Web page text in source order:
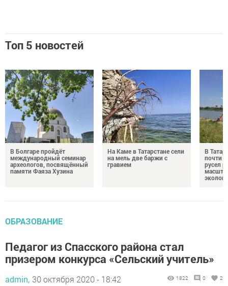
Топ 5 новостей
В Болгаре пройдёт
международный семинар
археологов, посвящённый
памяти Фаяза Хузина
На Каме в Татарстане сели
на мель две баржи с
гравием
В
почти
русел
ОБРАЗОВАНИЕ
Педагог из Спасского района стал
призером конкурса «Сельский учитель»
admin, 30 октября 2020 - 18:42 1822 0 2